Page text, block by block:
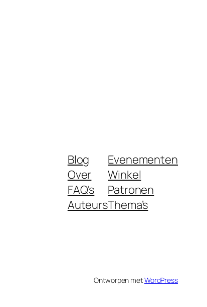
Blog
Over
FAQ's
Auteurs
Evenementen
Winkel
Patronen
Thema’s
Ontworpen metWordPress